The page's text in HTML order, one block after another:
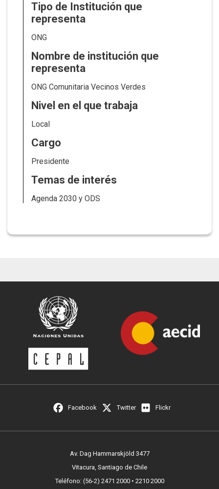
Tipo de Institución que
representa
ONG
Nombre de institución que
representa
ONG Comunitaria Vecinos Verdes
Nivel en el que trabaja
Local
Cargo
Presidente
Temas de interés
Agenda 2030 y ODS
Facebook Twitter Flickr
Av. Dag Hammarskjöld 3477
Vitacura, Santiago de Chile
Teléfono: (56-2) 2471 2000 • 2210 2000